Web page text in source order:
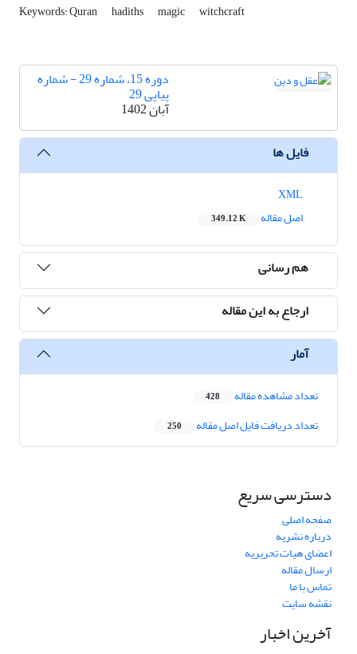
Keywords: Quran hadiths magic witchcraft
دوره 15، شماره 29 - شماره
پیاپی 29
آبان 1402
فایل ها
اصل مقاله
349.12 K
هم رسانی
ارجاع به این مقاله
آمار
تعداد مشاهده مقاله 428
تعداد دریافت فایل اصل مقاله 250
دسترسی سریع
صفحه اصلی
درباره نشریه
اعضای هیات تحریریه
ارسال مقاله
تماس با ما
نقشه سایت
آخرین اخبار